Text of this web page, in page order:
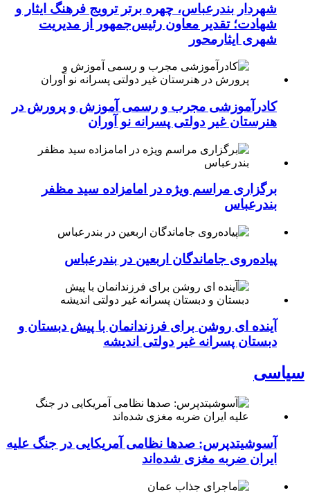
شهردار بندرعباس، چهره برتر ترویج فرهنگ ایثار و
شهادت؛ تقدیر معاون رئیس‌جمهور از مدیریت
شهری ایثارمحور
کادرآموزشی مجرب و رسمی آموزش و پرورش در
هنرستان غیر دولتی پسرانه نو آوران
برگزاری مراسم ویژه در امامزاده سید مظفر
بندرعباس
پیاده‌روی جاماندگان اربعین در بندرعباس
آینده ای روشن برای فرزندانمان با پیش دبستان و
دبستان پسرانه غیر دولتی اندیشه
سیاسی
آسوشیتدپرس: صدها نظامی آمریکایی در جنگ علیه
ایران ضربه مغزی شده‌اند